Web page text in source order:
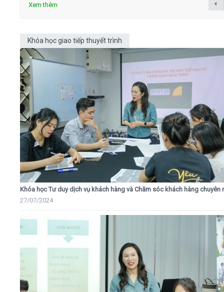
Xem thêm
Khóa học giao tiếp thuyết trình
Khóa học Tư duy dịch vụ khách hàng và Chăm sóc khách hàng chuyên
27/07/2024